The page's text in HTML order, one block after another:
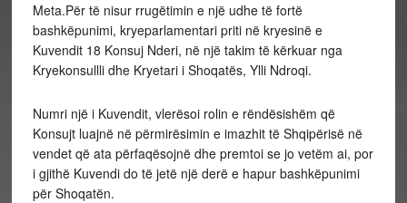
Meta.Për të nisur rrugëtimin e një udhe të fortë
bashkëpunimi, kryeparlamentari priti në kryesinë e
Kuvendit 18 Konsuj Nderi, në një takim të kërkuar nga
Kryekonsullli dhe Kryetari i Shoqatës, Ylli Ndroqi.
Numri një i Kuvendit, vlerësoi rolin e rëndësishëm që
Konsujt luajnë në përmirësimin e imazhit të Shqipërisë në
vendet që ata përfaqësojnë dhe premtoi se jo vetëm ai, por
i gjithë Kuvendi do të jetë një derë e hapur bashkëpunimi
për Shoqatën.